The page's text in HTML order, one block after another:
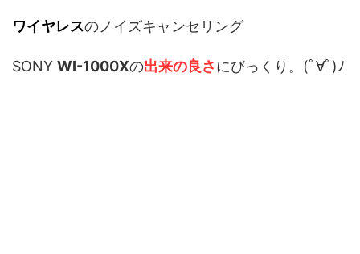
ワイヤレスのノイズキャンセリング
SONY WI-1000Xの出来の良さにびっくり。(ﾟ∀ﾟ)ﾉ